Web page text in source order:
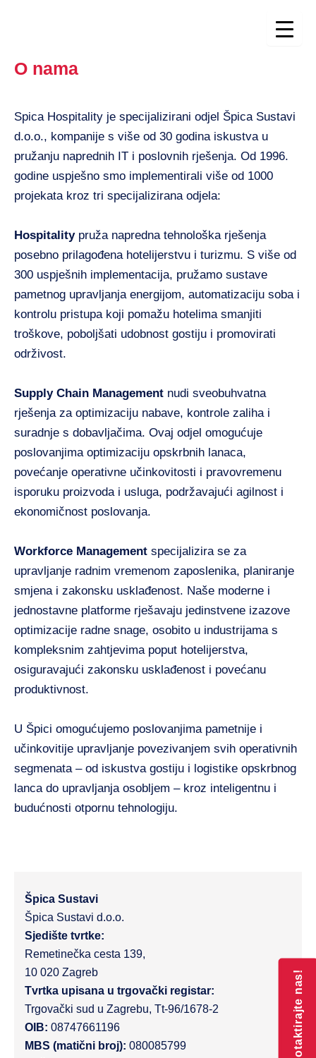
O nama
Spica Hospitality je specijalizirani odjel Špica Sustavi
d.o.o., kompanije s više od 30 godina iskustva u
pružanju naprednih IT i poslovnih rješenja. Od 1996.
godine uspješno smo implementirali više od 1000
projekata kroz tri specijalizirana odjela:
Hospitalitypruža napredna tehnološka rješenja
posebno prilagođena hotelijerstvu i turizmu. S više od
300 uspješnih implementacija, pružamo sustave
pametnog upravljanja energijom, automatizaciju soba i
kontrolu pristupa koji pomažu hotelima smanjiti
troškove, poboljšati udobnost gostiju i promovirati
održivost.
Supply Chain Management nudi sveobuhvatna
rješenja za optimizaciju nabave, kontrole zaliha i
suradnje s dobavljačima. Ovaj odjel omogućuje
poslovanjima optimizaciju opskrbnih lanaca,
povećanje operativne učinkovitosti i pravovremenu
isporuku proizvoda i usluga, podržavajući agilnost i
ekonomičnost poslovanja.
Workforce Management specijalizira se za
upravljanje radnim vremenom zaposlenika, planiranje
smjena i zakonsku usklađenost. Naše moderne i
jednostavne platforme rješavaju jedinstvene izazove
optimizacije radne snage, osobito u industrijama s
kompleksnim zahtjevima poput hotelijerstva,
osiguravajući zakonsku usklađenost i povećanu
produktivnost.
U Špici omogućujemo poslovanjima pametnije i
učinkovitije upravljanje povezivanjem svih operativnih
segmenata – od iskustva gostiju i logistike opskrbnog
lanca do upravljanja osobljem – kroz inteligentnu i
budućnosti otpornu tehnologiju.
Špica Sustavi
Špica Sustavi d.o.o.
Sjedište tvrtke:
Remetinečka cesta 139,
10 020 Zagreb
Tvrtka upisana u trgovački registar:
Trgovački sud u Zagrebu, Tt-96/1678-2
OIB: 08747661196
MBS (matični broj): 080085799
Kotaktirajte nas!